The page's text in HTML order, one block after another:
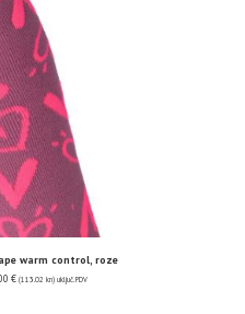
warm control, roze
€ (113.02 kn) uključ. PDV